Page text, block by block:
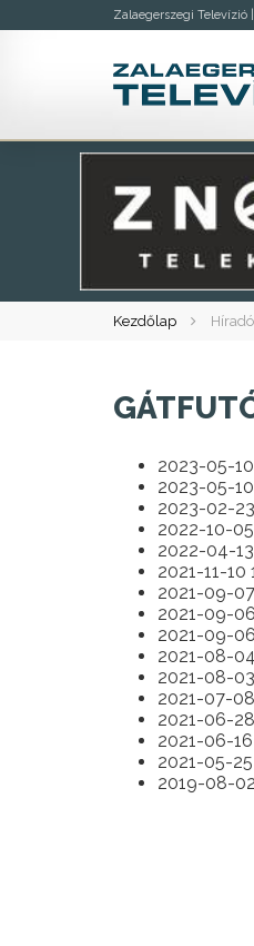
Zalaegerszegi Televízió |
Kezdőlap Híradó
2023-05-
2023-05-
2023-02-
2022-10-
2022-04-
2021-11-10
2021-09-
2021-09-
2021-09-
2021-08-
2021-08-
2021-07-
2021-06-
2021-06-
2021-05-
2019-08-